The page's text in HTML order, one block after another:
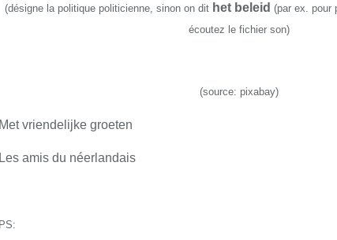
(désigne la politique politicienne, sinon on dit het beleid (par ex. pour
écoutez le fichier son)
(source: pixabay)
Met vriendelijke groeten
Les amis du néerlandais
PS: